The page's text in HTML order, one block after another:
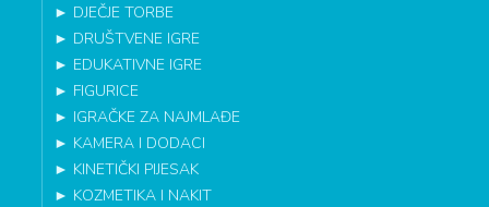
► DJEČJE TORBE
► DRUŠTVENE IGRE
► EDUKATIVNE IGRE
► FIGURICE
► IGRAČKE ZA NAJMLAĐE
► KAMERA I DODACI
► KINETIČKI PIJESAK
► KOZMETIKA I NAKIT